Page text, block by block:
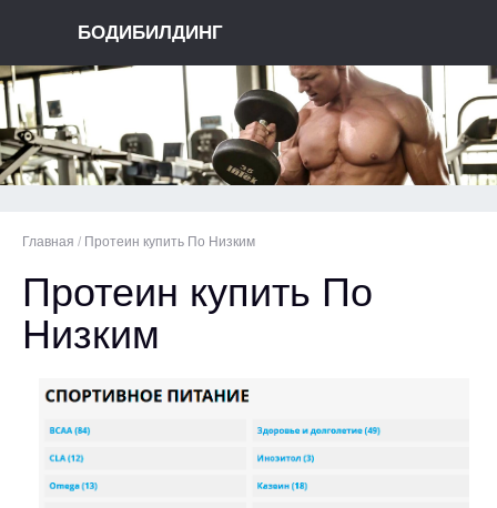
БОДИБИЛДИНГ
Главная / Протеин купить По Низким
Протеин купить По
Низким